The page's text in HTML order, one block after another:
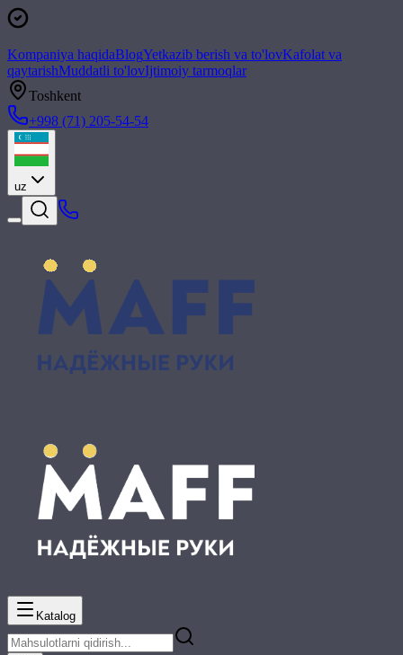
Kompaniya haqidaBlogYetkazib berish va to'lovKafolat va
qaytarishMuddatli to'lovIjtimoiy tarmoqlar
Toshkent
+998 (71) 205-54-54
uz
Katalog